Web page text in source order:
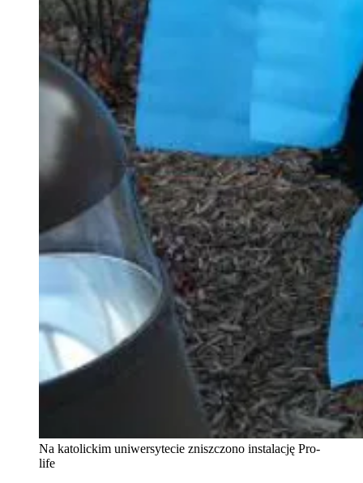
Na katolickim uniwersytecie zniszczono instalację Pro-
life